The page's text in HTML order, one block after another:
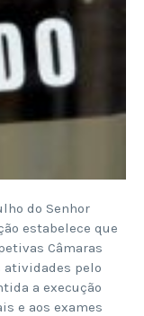
do Senhor
estabelece que
Câmaras
atividades pelo
a execução
e aos exames